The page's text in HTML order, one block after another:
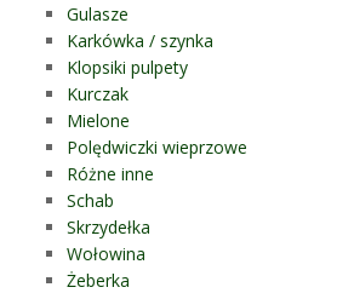
Gulasze
Karkówka / szynka
Klopsiki pulpety
Kurczak
Mielone
Polędwiczki wieprzowe
Różne inne
Schab
Skrzydełka
Wołowina
Żeberka